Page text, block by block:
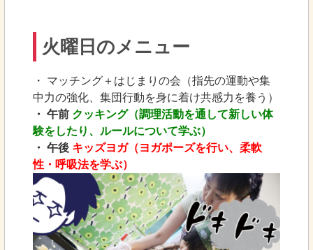
火曜日のメニュー
・ マッチング＋はじまりの会（指先の運動や集
中力の強化、集団行動を身に着け共感力を養う）
・ 午前 クッキング（調理活動を通して新しい体
験をしたり、ルールについて学ぶ）
・ 午後 キッズヨガ（ヨガポーズを行い、柔軟
性・呼吸法を学ぶ）